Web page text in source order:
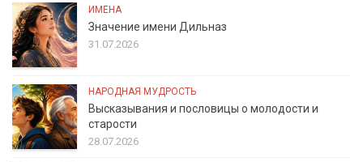
ИМЕНА
Значение имени Дильназ
31.07.2026
НАРОДНАЯ МУДРОСТЬ
Высказывания и пословицы о молодости и
старости
28.07.2026